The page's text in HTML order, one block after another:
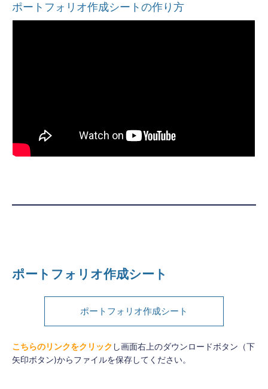
ポートフォリオ作成シートの作り方
ポートフォリオ作成シート
ポートフォリオ作成シート
こちらのリンクをクリック し画面右上のダウンロードボタン（下
矢印ボタン)からファイルを保存してください。